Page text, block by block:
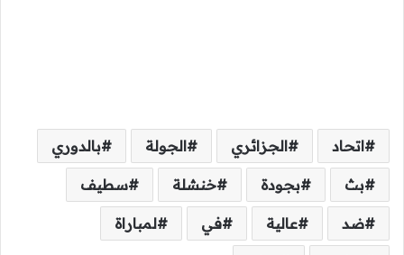
اتحاد الجزائري الجولة بالدوري
بث بجودة خنشلة سطيف
ضد عالية في لمباراة